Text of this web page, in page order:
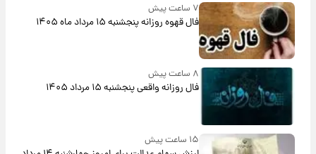
۷ ساعت پیش
فال قهوه روزانه پنجشنبه ۱۵ مرداد ماه ۱۴۰۵
۸ ساعت پیش
فال روزانه واقعی پنجشنبه ۱۵ مرداد ۱۴۰۵
۱۵ ساعت پیش